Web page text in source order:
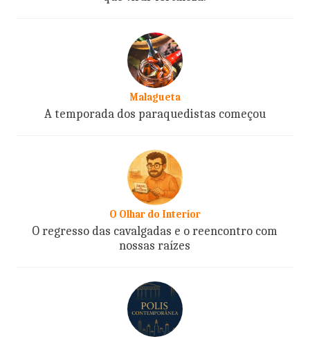
Malagueta
A temporada dos paraquedistas começou
O Olhar do Interior
O regresso das cavalgadas e o reencontro com
nossas raízes